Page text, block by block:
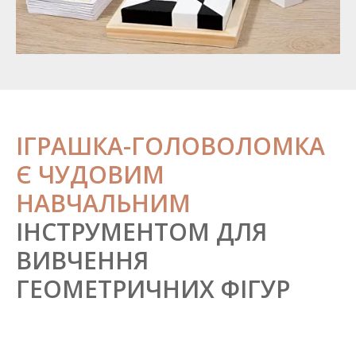
ІГРАШКА-ГОЛОВОЛОМКА
Є ЧУДОВИМ
НАВЧАЛЬНИМ
ІНСТРУМЕНТОМ ДЛЯ
ВИВЧЕННЯ
ГЕОМЕТРИЧНИХ ФІГУР